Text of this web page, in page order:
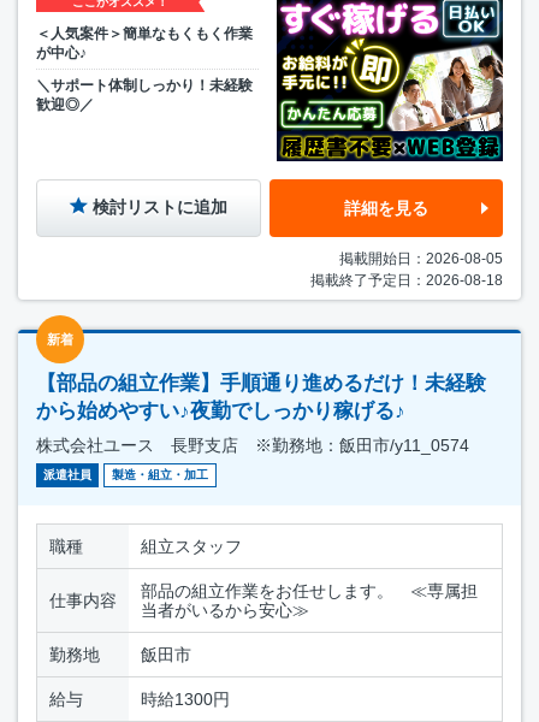
＜人気案件＞簡単なもくもく作業
が中心♪
＼サポート体制しっかり！未経験
歓迎◎／
検討リストに追加 詳細を見る
掲載開始日：2026-08-05
掲載終了予定日：2026-08-18
新着
【部品の組立作業】手順通り進めるだけ！未経験
から始めやすい♪夜勤でしっかり稼げる♪
株式会社ユース 長野支店 ※勤務地：飯田市/y11_0574
派遣社員 製造・組立・加工
職種 組立スタッフ
仕事内容
部品の組立作業をお任せします。 ≪専属担
当者がいるから安心≫
勤務地 飯田市
給与 時給1300円